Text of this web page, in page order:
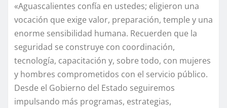
«Aguascalientes confía en ustedes; eligieron una
vocación que exige valor, preparación, temple y una
enorme sensibilidad humana. Recuerden que la
seguridad se construye con coordinación,
tecnología, capacitación y, sobre todo, con mujeres
y hombres comprometidos con el servicio público.
Desde el Gobierno del Estado seguiremos
impulsando más programas, estrategias,